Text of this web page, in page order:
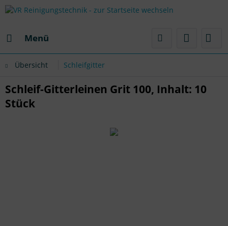
Menü
Übersicht Schleifgitter
Schleif-Gitterleinen Grit 100, Inhalt: 10
Stück